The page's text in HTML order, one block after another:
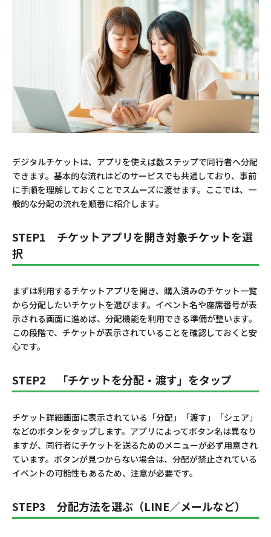
デジタルチケットは、アプリを使えば数ステップで同行者へ分配
できます。基本的な流れはどのサービスでも共通しており、事前
に手順を理解しておくことでスムーズに渡せます。ここでは、一
般的な分配の流れを順番に紹介します。
STEP1 チケットアプリを開き対象チケットを選
択
まずは利用するチケットアプリを開き、購入済みのチケット一覧
から分配したいチケットを選びます。イベント名や座席番号が表
示される画面に進めば、分配機能を利用できる準備が整います。
この段階で、チケットが表示されていることを確認しておくと安
心です。
STEP2 「チケットを分配・渡す」をタップ
チケット詳細画面に表示されている「分配」「渡す」「シェア」
などのボタンをタップします。アプリによってボタン名は異なり
ますが、同行者にチケットを送るためのメニューが必ず用意され
ています。ボタンが見つからない場合は、分配が禁止されている
イベントの可能性もあるため、注意が必要です。
STEP3 分配方法を選ぶ（LINE／メールなど）